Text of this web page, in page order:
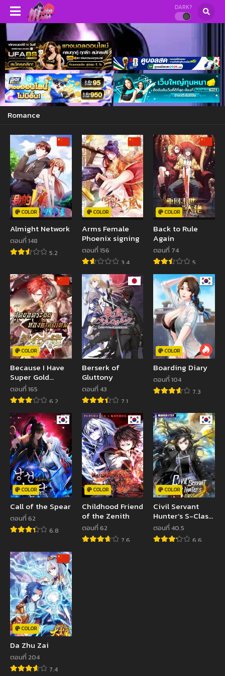
DARK?
Romance
COLOR
Almight Network
ตอนที่ 148
5.2
COLOR
Arms Female
Phoenix signing
ตอนที่ 156
3.4
COLOR
Back to Rule
Again
ตอนที่ 74
5
COLOR
Because I Have
Super Gold
System
ตอนที่ 165
6.2
Berserk of
Gluttony
ตอนที่ 43
7.1
COLOR
Boarding Diary
ตอนที่ 104
7.3
COLOR
Call of the Spear
ตอนที่ 62
6.8
COLOR
Childhood Friend
of the Zenith
ตอนที่ 62
7.6
COLOR
Civil Servant
Hunter’s S-Class
Resignation Log
ตอนที่ 40.5
6.6
COLOR
Da Zhu Zai
ตอนที่ 204
7.4